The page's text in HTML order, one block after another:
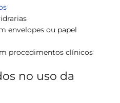
envelopes ou papel
procedimentos clínicos
no uso da